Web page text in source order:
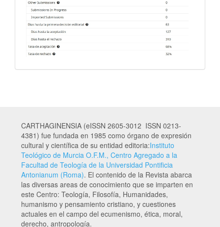
CARTHAGINENSIA (eISSN 2605-3012 ISSN 0213-
4381) fue fundada en 1985 como órgano de expresión
cultural y científica de su entidad editoria:Instituto
Teológico de Murcia O.F.M., Centro Agregado a la
Facultad de Teología de la Universidad Pontificia
Antonianum (Roma). El contenido de la Revista abarca
las diversas areas de conocimiento que se imparten en
este Centro: Teología, Filosofía, Humanidades,
humanismo y pensamiento cristiano, y cuestiones
actuales en el campo del ecumenismo, ética, moral,
derecho, antropología.